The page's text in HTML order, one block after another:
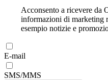
Acconsento a ricevere
informazioni di marketing
esempio notizie e
E-mail
SMS/MMS